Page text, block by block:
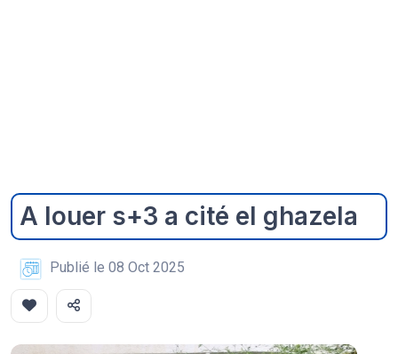
A louer s+3 a cité el ghazela
Publié le 08 Oct 2025